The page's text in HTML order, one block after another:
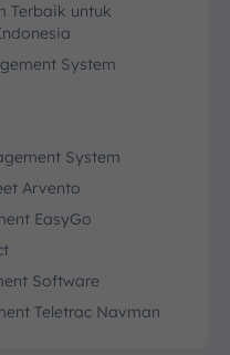
Terbaik untuk
System
System
Arvento
EasyGo
Software
Teletrac Navman